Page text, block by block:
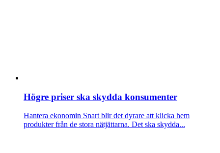
Högre priser ska skydda konsumenter
Hantera ekonomin Snart blir det dyrare att klicka hem
produkter från de stora nätjättarna. Det ska skydda...